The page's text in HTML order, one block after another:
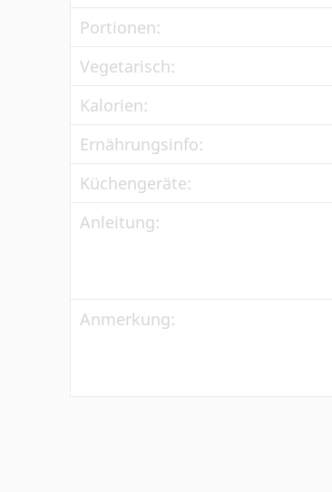
Portionen:
Vegetarisch:
Kalorien:
Ernährungsinfo:
Küchengeräte:
Anleitung:
Anmerkung: